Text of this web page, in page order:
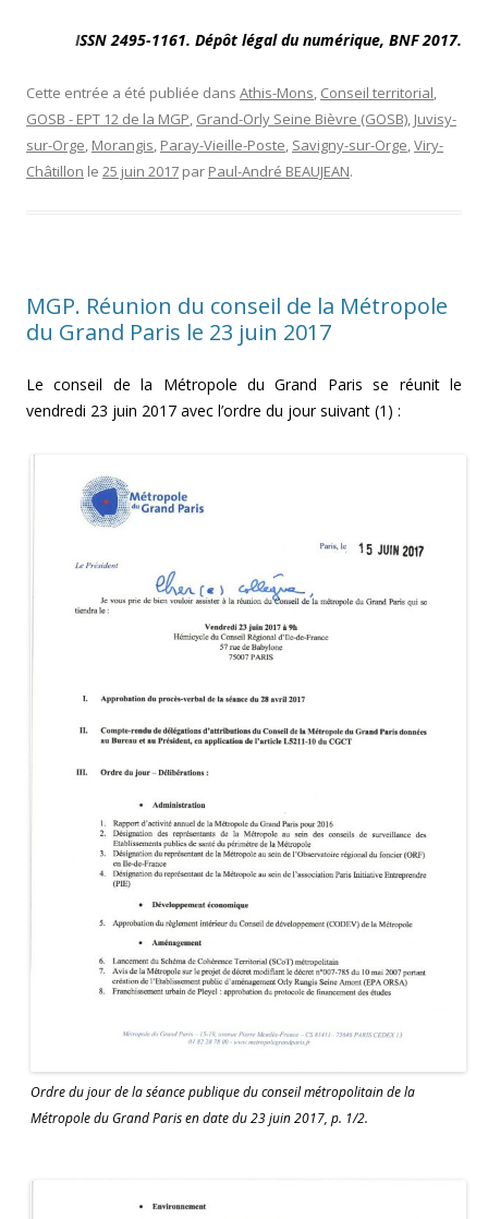
ISSN 2495-1161. Dépôt légal du numérique, BNF 2017.
Cette entrée a été publiée dans Athis-Mons, Conseil territorial,
GOSB - EPT 12 de la MGP, Grand-Orly Seine Bièvre (GOSB), Juvisy-
sur-Orge, Morangis, Paray-Vieille-Poste, Savigny-sur-Orge,Viry-
Châtillon le 25 juin 2017 par Paul-André BEAUJEAN.
MGP. Réunion du conseil de la Métropole
du Grand Paris le 23 juin 2017
Le conseil de la Métropole du Grand Paris se réunit le
vendredi 23 juin 2017 avec l’ordre du jour suivant (1) :
Ordre du jour de la séance publique du conseil métropolitain de la
Métropole du Grand Paris en date du 23 juin 2017, p. 1/2.